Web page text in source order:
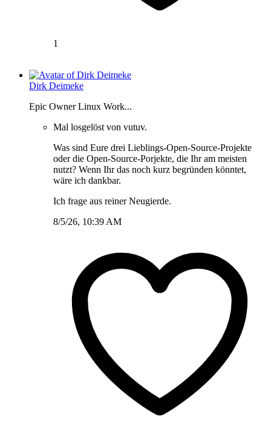
1
Dirk Deimeke
Epic Owner Linux Work...
Mal losgelöst von vutuv.
Was sind Eure drei Lieblings-Open-Source-Projekte
oder die Open-Source-Porjekte, die Ihr am meisten
nutzt? Wenn Ihr das noch kurz begründen könntet,
wäre ich dankbar.
Ich frage aus reiner Neugierde.
8/5/26, 10:39 AM